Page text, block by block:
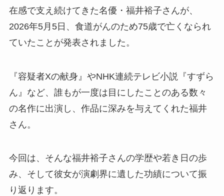
在感で支え続けてきた名優・福井裕子さんが、
2026年5月5日、食道がんのため75歳で亡くなられ
ていたことが発表されました。
『容疑者Xの献身』やNHK連続テレビ小説『すずら
ん』など、誰もが一度は目にしたことのある数々
の名作に出演し、作品に深みを与えてくれた福井
さん。
今回は、そんな福井裕子さんの学歴や若き日の歩
み、そして彼女が演劇界に遺した功績について振
り返ります。